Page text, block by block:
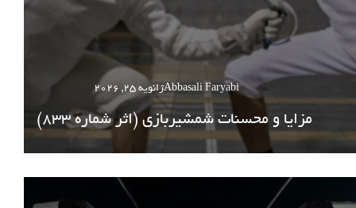
Abbasali Faryabiژانویه 25, 2026
مزایا و محسنات شمشیربازی (اثر شماره 833)